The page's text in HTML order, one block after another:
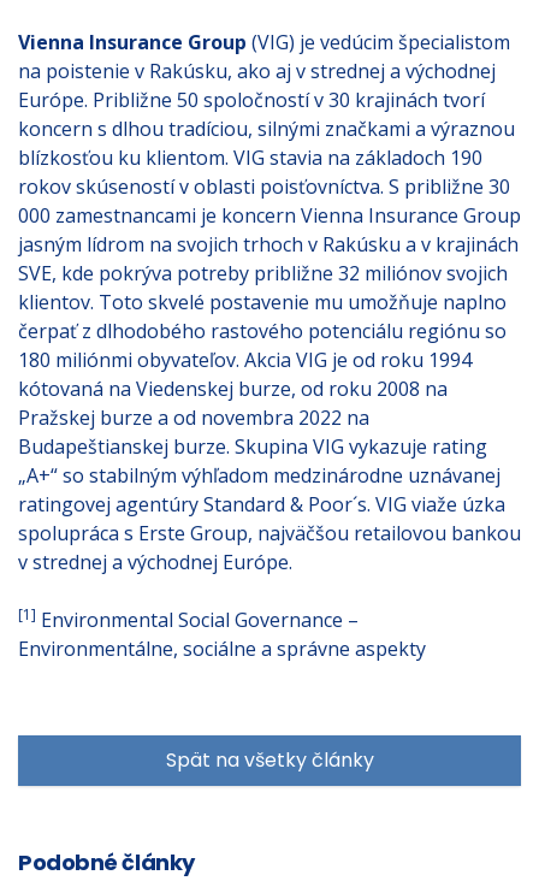
Vienna Insurance Group (VIG) je vedúcim špecialistom
na poistenie v Rakúsku, ako aj v strednej a východnej
Európe. Približne 50 spoločností v 30 krajinách tvorí
koncern s dlhou tradíciou, silnými značkami a výraznou
blízkosťou ku klientom. VIG stavia na základoch 190
rokov skúseností v oblasti poisťovníctva. S približne 30
000 zamestnancami je koncern Vienna Insurance Group
jasným lídrom na svojich trhoch v Rakúsku a v krajinách
SVE, kde pokrýva potreby približne 32 miliónov svojich
klientov. Toto skvelé postavenie mu umožňuje naplno
čerpať z dlhodobého rastového potenciálu regiónu so
180 miliónmi obyvateľov. Akcia VIG je od roku 1994
kótovaná na Viedenskej burze, od roku 2008 na
Pražskej burze a od novembra 2022 na
Budapeštianskej burze. Skupina VIG vykazuje rating
„A+“ so stabilným výhľadom medzinárodne uznávanej
ratingovej agentúry Standard & Poor´s. VIG viaže úzka
spolupráca s Erste Group, najväčšou retailovou bankou
v strednej a východnej Európe.
[1] Environmental Social Governance –
Environmentálne, sociálne a správne aspekty
Spät na všetky články
Podobné články